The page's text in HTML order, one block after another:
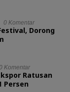
0 Komentar
Dorong
Komentar
Ratusan
Persen